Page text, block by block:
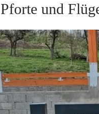
Pforte und